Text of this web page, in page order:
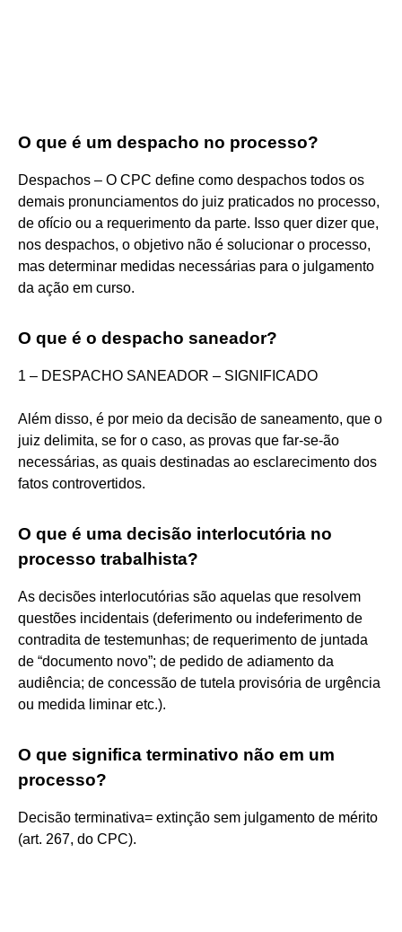
O que é um despacho no processo?
Despachos – O CPC define como despachos todos os
demais pronunciamentos do juiz praticados no processo,
de ofício ou a requerimento da parte. Isso quer dizer que,
nos despachos, o objetivo não é solucionar o processo,
mas determinar medidas necessárias para o julgamento
da ação em curso.
O que é o despacho saneador?
1 – DESPACHO SANEADOR – SIGNIFICADO
Além disso, é por meio da decisão de saneamento, que o
juiz delimita, se for o caso, as provas que far-se-ão
necessárias, as quais destinadas ao esclarecimento dos
fatos controvertidos.
O que é uma decisão interlocutória no
processo trabalhista?
As decisões interlocutórias são aquelas que resolvem
questões incidentais (deferimento ou indeferimento de
contradita de testemunhas; de requerimento de juntada
de “documento novo”; de pedido de adiamento da
audiência; de concessão de tutela provisória de urgência
ou medida liminar etc.).
O que significa terminativo não em um
processo?
Decisão terminativa= extinção sem julgamento de mérito
(art. 267, do CPC).